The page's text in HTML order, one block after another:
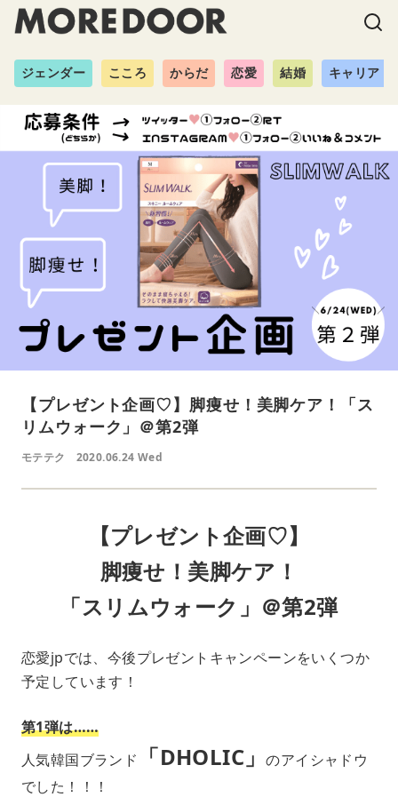
ジェンダー こころ からだ 恋愛 結婚 キャリア
【プレゼント企画♡】脚痩せ！美脚ケア！「ス
リムウォーク」＠第2弾
モテテク 2020.06.24 Wed
【プレゼント企画♡】
脚痩せ！美脚ケア！
「スリムウォーク」＠第2弾
恋愛jpでは、今後プレゼントキャンペーンをいくつか
予定しています！
第1弾は……
人気韓国ブランド
「DHOLIC」のアイシャドウ
でした！！！